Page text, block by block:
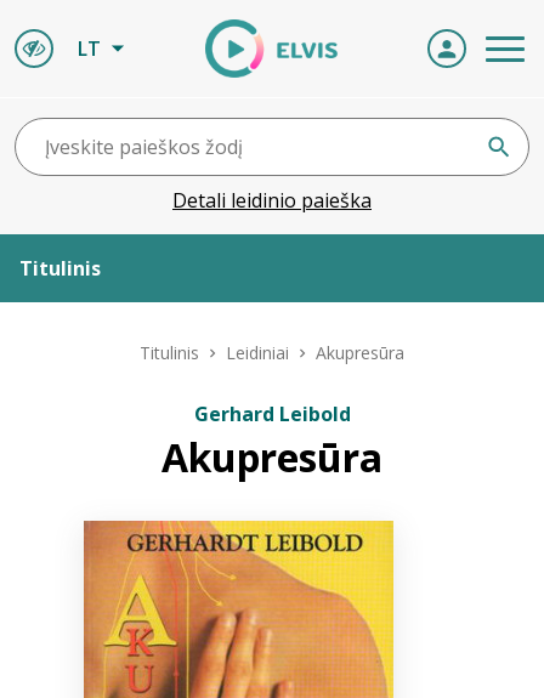
LT
Detali leidinio paieška
Titulinis
Naujienos
Bibliotekoms
Titulinis Leidiniai Akupresūra
Gerhard Leibold
Akupresūra